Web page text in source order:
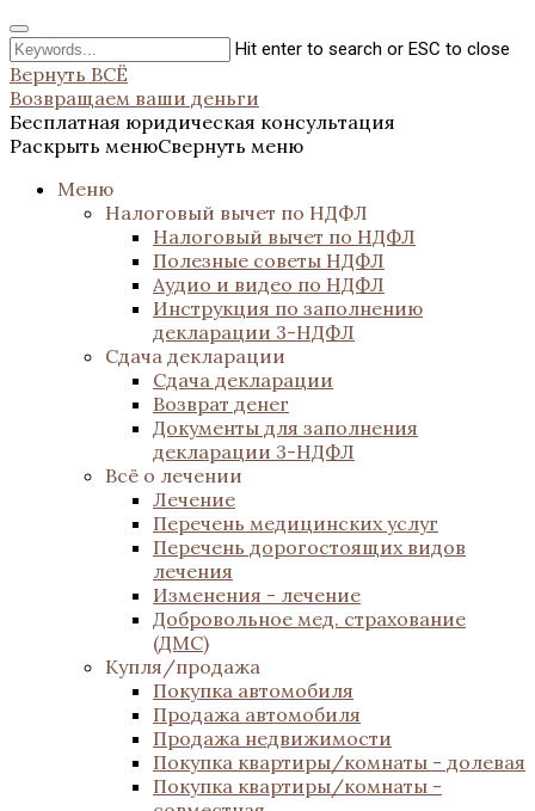
Hit enter to search or ESC to close
Вернуть ВСЁ
Возвращаем ваши деньги
Бесплатная юридическая консультация
Раскрыть менюСвернуть меню
Меню
Налоговый вычет по НДФЛ
Налоговый вычет по НДФЛ
Полезные советы НДФЛ
Аудио и видео по НДФЛ
Инструкция по заполнению
декларации 3-НДФЛ
Сдача декларации
Сдача декларации
Возврат денег
Документы для заполнения
декларации 3-НДФЛ
Всё о лечении
Лечение
Перечень медицинских услуг
Перечень дорогостоящих видов
лечения
Изменения - лечение
Добровольное мед. страхование
(ДМС)
Купля/продажа
Покупка автомобиля
Продажа автомобиля
Продажа недвижимости
Покупка квартиры/комнаты - долевая
Покупка квартиры/комнаты -